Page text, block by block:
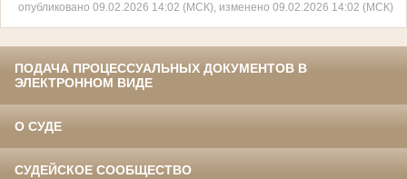
опубликовано 09.02.2026 14:02 (МСК), изменено 09.02.2026 14:02 (МСК)
ПОДАЧА ПРОЦЕССУАЛЬНЫХ ДОКУМЕНТОВ В
ЭЛЕКТРОННОМ ВИДЕ
О СУДЕ
СУДЕЙСКОЕ СООБЩЕСТВО